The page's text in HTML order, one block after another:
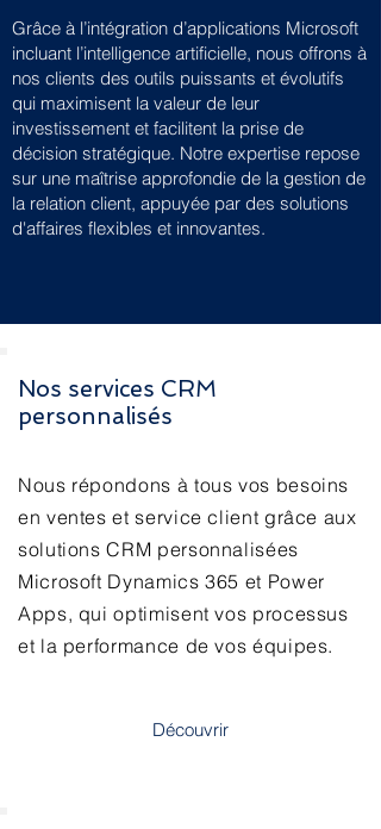
Grâce à l’intégration d’applications Microsoft
incluant l’intelligence artificielle, nous offrons à
nos clients des outils puissants et évolutifs
qui maximisent la valeur de leur
investissement et facilitent la prise de
décision stratégique. Notre expertise repose
sur une maîtrise approfondie de la gestion de
la relation client, appuyée par des solutions
d'affaires flexibles et innovantes.
Nos services CRM
personnalisés
Nous répondons à tous vos besoins
en ventes et service client grâce aux
solutions CRM personnalisées
Microsoft Dynamics 365 et Power
Apps, qui optimisent vos processus
et la performance de vos équipes.
Découvrir